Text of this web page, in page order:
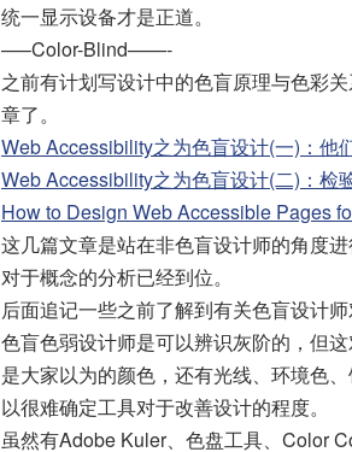
统一显示设备才是正道。
—–Color-Blind——-
之前有计划写设计中的色盲原理与色彩
章了。
Web Accessibility之为色盲设计(一)：他
Web Accessibility之为色盲设计(二)：检
How to Design Web Accessible Pages
这几篇文章是站在非色盲设计师的角度进
对于概念的分析已经到位。
后面追记一些之前了解到有关色盲设计师
色盲色弱设计师是可以辨识灰阶的，但
是大家以为的颜色，还有光线、环境色
以很难确定工具对于改善设计的程度。
虽然有Adobe Kuler、色盘工具、Color